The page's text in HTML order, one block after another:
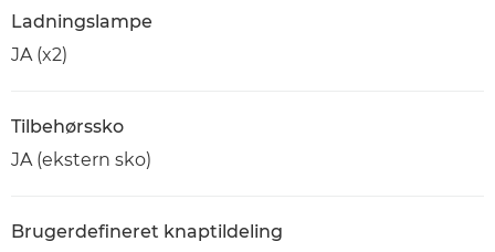
Ladningslampe
JA (x2)
Tilbehørssko
JA (ekstern sko)
Brugerdefineret knaptildeling